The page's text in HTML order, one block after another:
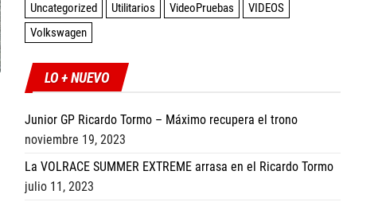
Uncategorized
Utilitarios VideoPruebas
VIDEOS
Volkswagen
LO + NUEVO
Junior GP Ricardo Tormo – Máximo recupera el trono
noviembre 19, 2023
La VOLRACE SUMMER EXTREME arrasa en el Ricardo Tormo
julio 11, 2023